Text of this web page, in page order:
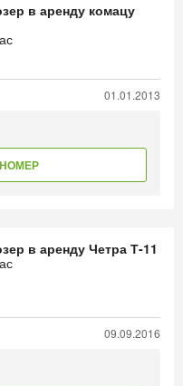
в аренду комацу
01.01.2013
в аренду Четра Т-11
09.09.2016